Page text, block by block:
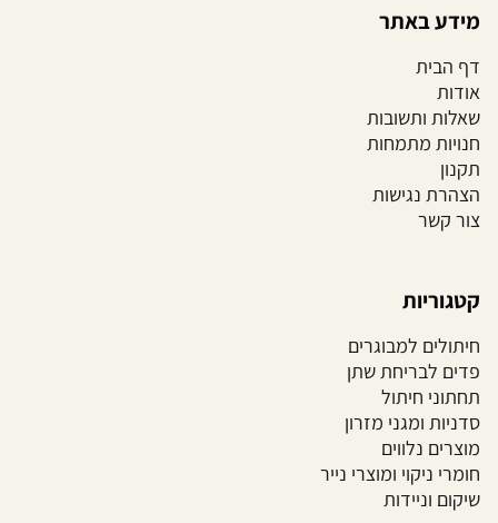
מידע באתר
דף הבית
אודות
שאלות ותשובות
חנויות מתמחות
תקנון
הצהרת נגישות
צור קשר
קטגוריות
חיתולים למבוגרים
פדים לבריחת שתן
תחתוני חיתול
סדניות ומגני מזרון
מוצרים נלווים
חומרי ניקוי ומוצרי נייר
שיקום וניידות